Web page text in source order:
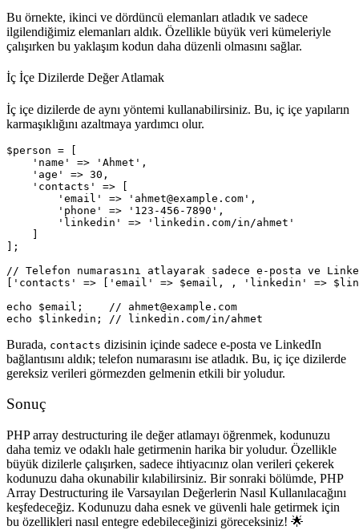
Bu örnekte, ikinci ve dördüncü elemanları atladık ve sadece
ilgilendiğimiz elemanları aldık. Özellikle büyük veri kümeleriyle
çalışırken bu yaklaşım kodun daha düzenli olmasını sağlar.
İç İçe Dizilerde Değer Atlamak
İç içe dizilerde de aynı yöntemi kullanabilirsiniz. Bu, iç içe yapıların
karmaşıklığını azaltmaya yardımcı olur.
$person = [
    'name' => 'Ahmet',
    'age' => 30,
    'contacts' => [
        'email' => 'ahmet@example.com',
        'phone' => '123-456-7890',
        'linkedin' => 'linkedin.com/in/ahmet'
    ]
];
// Telefon numarasını atlayarak sadece e-posta ve
['contacts' => ['email' => $email, , 'linkedin' =>
echo $email;    // ahmet@example.com
Burada, contacts dizisinin içinde sadece e-posta ve LinkedIn
bağlantısını aldık; telefon numarasını ise atladık. Bu, iç içe dizilerde
gereksiz verileri görmezden gelmenin etkili bir yoludur.
Sonuç
PHP array destructuring ile değer atlamayı öğrenmek, kodunuzu
daha temiz ve odaklı hale getirmenin harika bir yoludur. Özellikle
büyük dizilerle çalışırken, sadece ihtiyacınız olan verileri çekerek
kodunuzu daha okunabilir kılabilirsiniz. Bir sonraki bölümde, PHP
Array Destructuring ile Varsayılan Değerlerin Nasıl Kullanılacağını
keşfedeceğiz. Kodunuzu daha esnek ve güvenli hale getirmek için
bu özellikleri nasıl entegre edebileceğinizi göreceksiniz! 🌟